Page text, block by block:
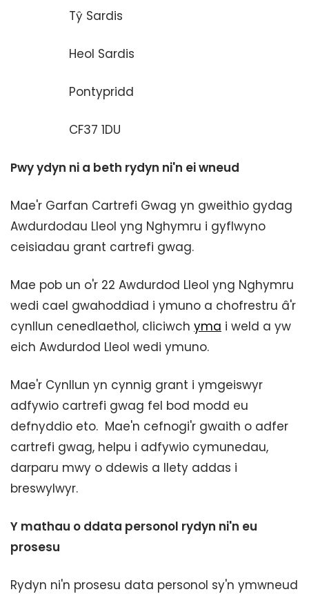
Tŷ Sardis
Heol Sardis
Pontypridd
CF37 1DU
Pwy ydyn ni a beth rydyn ni'n ei wneud
Mae'r Garfan Cartrefi Gwag yn gweithio gydag
Awdurdodau Lleol yng Nghymru i gyflwyno
ceisiadau grant cartrefi gwag.
Mae pob un o'r 22 Awdurdod Lleol yng Nghymru
wedi cael gwahoddiad i ymuno a chofrestru â'r
cynllun cenedlaethol, cliciwch yma i weld a yw
eich Awdurdod Lleol wedi ymuno.
Mae'r Cynllun yn cynnig grant i ymgeiswyr
adfywio cartrefi gwag fel bod modd eu
defnyddio eto. Mae'n cefnogi'r gwaith o adfer
cartrefi gwag, helpu i adfywio cymunedau,
darparu mwy o ddewis a llety addas i
breswylwyr.
Y mathau o ddata personol rydyn ni'n eu
prosesu
Rydyn ni'n prosesu data personol sy'n ymwneud